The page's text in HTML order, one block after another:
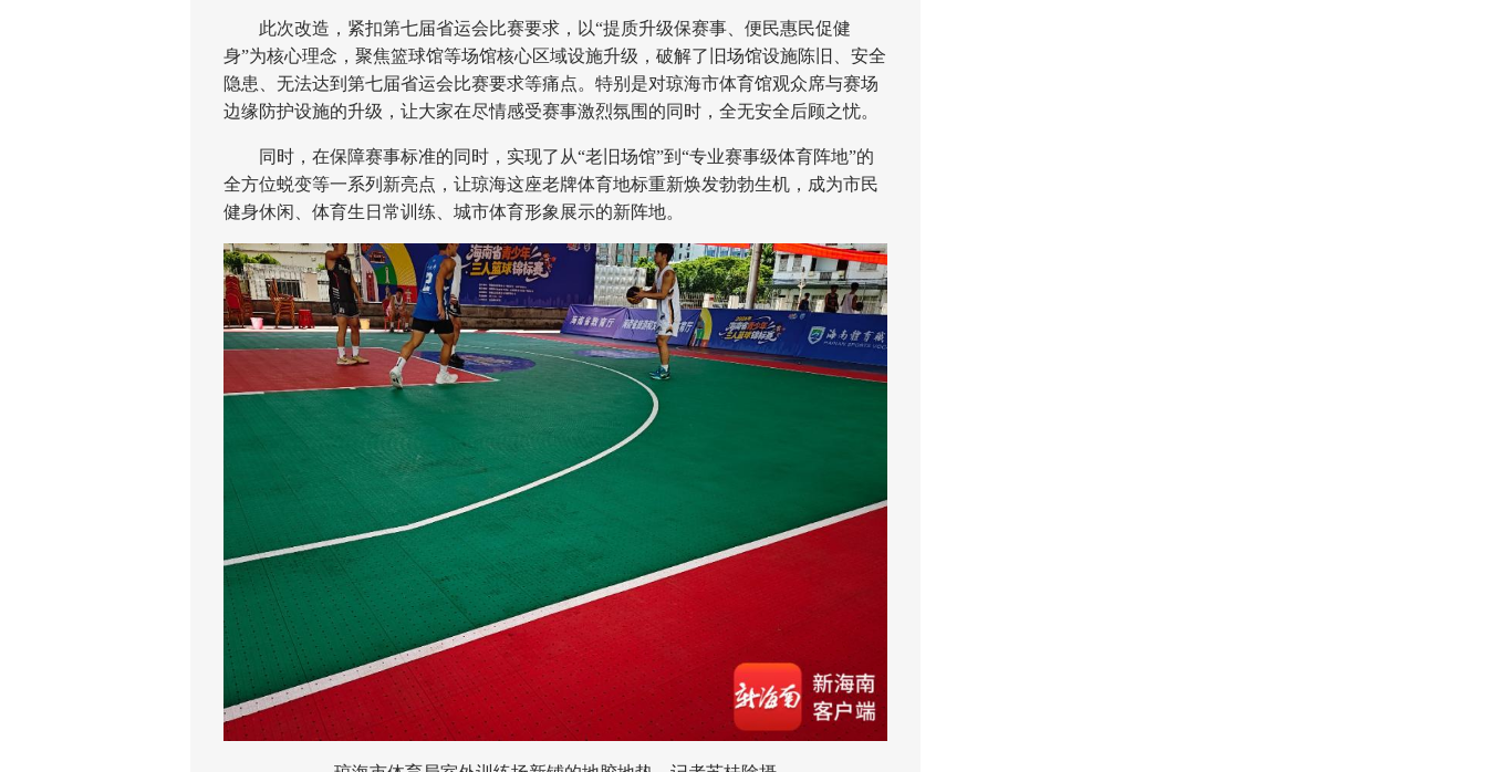
此次改造，紧扣第七届省运会比赛要求，以“提质升级保赛事、便民惠民促健
身”为核心理念，聚焦篮球馆等场馆核心区域设施升级，破解了旧场馆设施陈旧、安全
隐患、无法达到第七届省运会比赛要求等痛点。特别是对琼海市体育馆观众席与赛场
边缘防护设施的升级，让大家在尽情感受赛事激烈氛围的同时，全无安全后顾之忧。
同时，在保障赛事标准的同时，实现了从“老旧场馆”到“专业赛事级体育阵地”的
全方位蜕变等一系列新亮点，让琼海这座老牌体育地标重新焕发勃勃生机，成为市民
健身休闲、体育生日常训练、城市体育形象展示的新阵地。